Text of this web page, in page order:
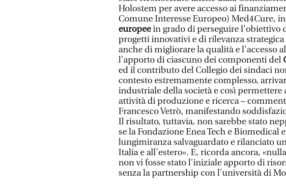
Holostem per avere accesso ai
Comune Interesse Europeo) Med4Cure,
europeein grado di perseguire l’obiettivo
progetti innovativi e di rilevanza
anche di migliorare la qualità e l'accesso
l'apporto di ciascuno dei componenti del
ed il contributo del Collegio dei sindaci
contesto estremamente complesso,
industriale della società e così
attività di produzione e ricerca –
Francesco Vetrò, manifestando
Il risultato, tuttavia, non sarebbe stato
se la Fondazione Enea Tech e
lungimiranza salvaguardato e rilanciato
Italia e all'estero». E, ricorda ancora,
non vi fosse stato l'iniziale apporto di
senza la partnership con l'università di